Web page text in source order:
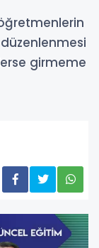
girmeme